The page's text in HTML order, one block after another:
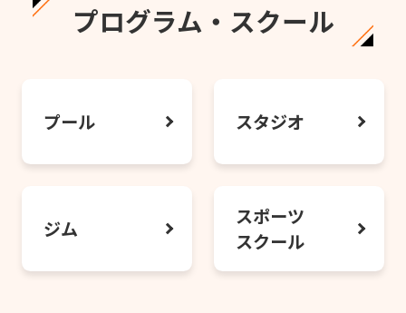
プログラム・スクール
プール スタジオ
ジム
スポーツ
スクール